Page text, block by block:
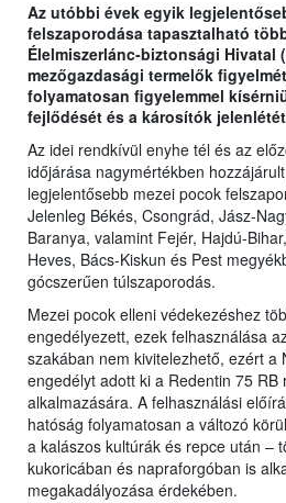
Az utóbbi évek egyik
felszaporodása tapasztalható
Élelmiszerlánc-biztonsági Hivatal
mezőgazdasági termelők
folyamatosan figyelemmel
fejlődését és a károsítók
Az idei rendkívül enyhe tél és az
időjárása nagymértékben
legjelentősebb mezei pocok
Jelenleg Békés, Csongrád, Jász-
Baranya, valamint Fejér, Hajdú-
Heves, Bács-Kiskun és Pest
gócszerűen túlszaporodás.
Mezei pocok elleni védekezéshez
engedélyezett, ezek felhasználása
szakában nem kivitelezhető, ezért a
engedélyt adott ki a Redentin 75
alkalmazására. A felhasználási
hatóság folyamatosan a változó
a kalászos kultúrák és repce után –
kukoricában és napraforgóban is
megakadályozása érdekében.